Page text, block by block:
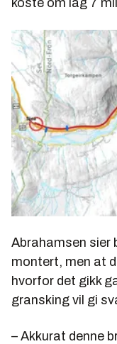
Abrahamsen sier
montert, men at
hvorfor det gikk
gransking vil gi
– Akkurat denne